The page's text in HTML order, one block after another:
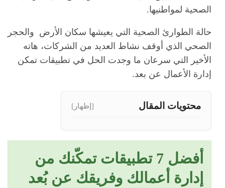
الصحية لمواطنيها.
حالة الطوارئ الصحية التي يعيشها سكان الأرض والحجر
الصحي الذي أوقف نشاط العديد من الشركات، هاته
الأخير التي سرعان ما وجدت الحل في تطبيقات تمكن
إدارة الأعمال عن بعد.
محتويات المقال [إظهار]
أفضل 7 تطبيقات تمكّنك من
إدارة أعمالك وفريقك عن بُعد